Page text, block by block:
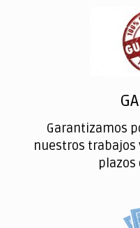
Garantizamos
nuestros
plazos